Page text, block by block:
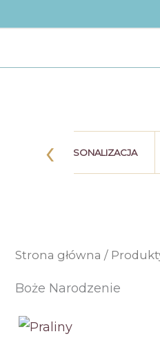
‹ PERSONALIZACJA
Strona główna /
Boże Narodzenie